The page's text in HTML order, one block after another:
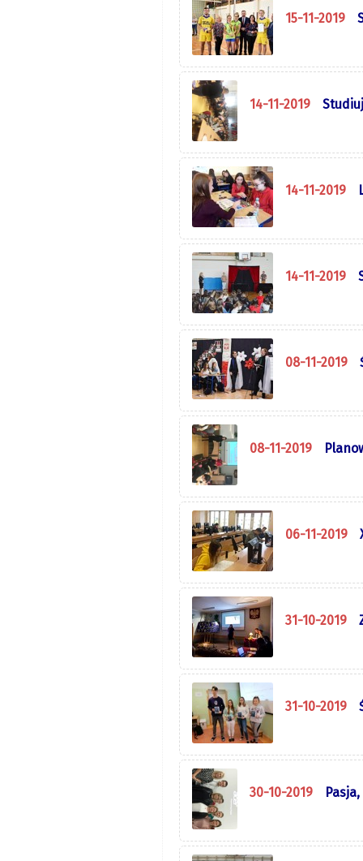
15-11-2019
14-11-2019
14-11-2019
14-11-2019
08-11-2019
08-11-2019
06-11-2019
31-10-2019
31-10-2019
30-10-2019